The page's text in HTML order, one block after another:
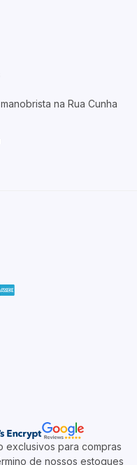
na Rua Cunha
exclusivos para compras
de nossos estoques